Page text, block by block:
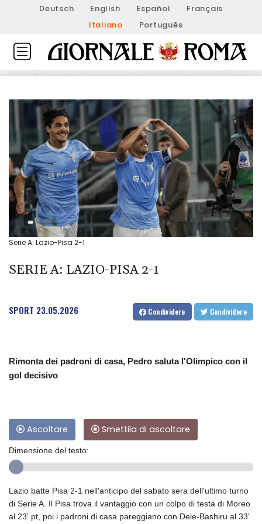
Deutsch English Español
Français
Italiano
Português
Serie A: Lazio-Pisa 2-1
SERIE A: LAZIO-PISA 2-1
SPORT 23.05.2026 Condividere Condividere
Rimonta dei padroni di casa, Pedro saluta l'Olimpico con il
gol decisivo
Ascoltare Smettila di ascoltare
Dimensione del testo:
Lazio batte Pisa 2-1 nell'anticipo del sabato sera dell'ultimo turno
di Serie A. Il Pisa trova il vantaggio con un colpo di testa di Moreo
al 23' pt, poi i padroni di casa pareggiano con Dele-Bashiru al 33'